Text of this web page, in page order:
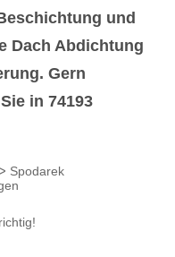
und
Dach Abdichtung
Gern
in 74193
Spodarek